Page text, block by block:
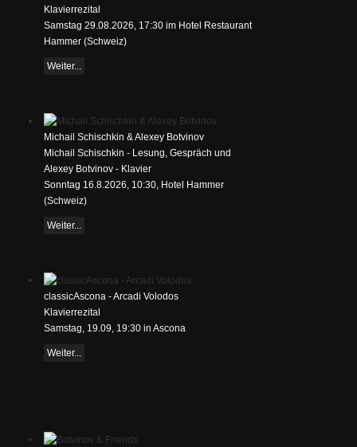
Klavierrezital
Samstag 29.08.2026, 17:30 im Hotel Restaurant
Hammer (Schweiz)
Weiter...
Michail Schischkin & Alexey Botvinov
Michail Schischkin - Lesung, Gespräch und
Alexey Botvinov - Klavier
Sonntag 16.8.2026, 10:30, Hotel Hammer
(Schweiz)
Weiter...
classicAscona - Arcadi Volodos
Klavierrezital
Samstag, 19.09, 19:30 in Ascona
Weiter...